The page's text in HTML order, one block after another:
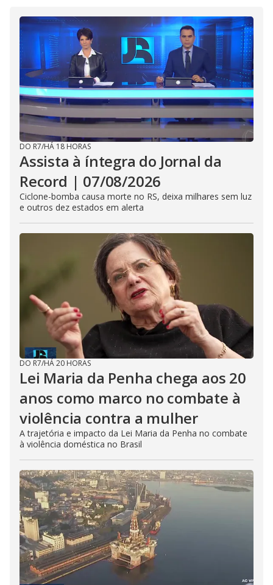
DO R7/HÁ 18 HORAS
Assista à íntegra do Jornal da
Record | 07/08/2026
Ciclone-bomba causa morte no RS, deixa milhares sem luz
e outros dez estados em alerta
DO R7/HÁ 20 HORAS
Lei Maria da Penha chega aos 20
anos como marco no combate à
violência contra a mulher
A trajetória e impacto da Lei Maria da Penha no combate
à violência doméstica no Brasil